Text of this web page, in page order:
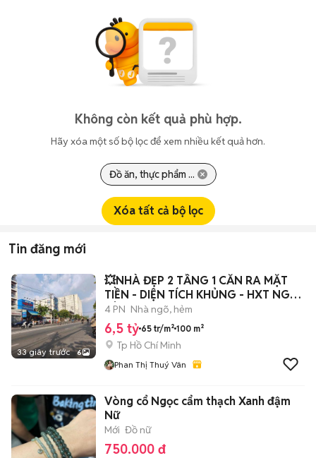
Không còn kết quả phù hợp.
Hãy xóa một số bộ lọc để xem nhiều kết quả hơn.
Đồ ăn, thực phẩm ...
Xóa tất cả bộ lọc
Tin đăng mới
33 giây trước 6
💥NHÀ ĐẸP 2 TẦNG 1 CĂN RA MẶT
TIỀN - DIỆN TÍCH KHỦNG - HXT NGAY
TÂN THỚ
4 PN Nhà ngõ, hẻm
6,5 tỷ 65 tr/m² 100 m²
Tp Hồ Chí Minh
Phan Thị Thuý Vân
Vòng cổ Ngọc cẩm thạch Xanh đậm
Nữ
Mới Đồ nữ
750.000 đ